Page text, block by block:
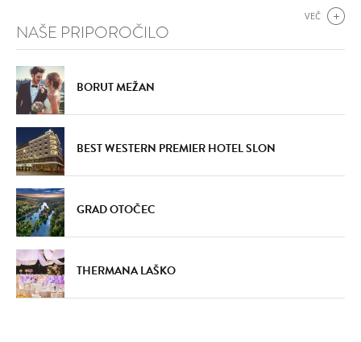
VEČ
NAŠE PRIPOROČILO
BORUT MEŽAN
BEST WESTERN PREMIER HOTEL SLON
GRAD OTOČEC
THERMANA LAŠKO